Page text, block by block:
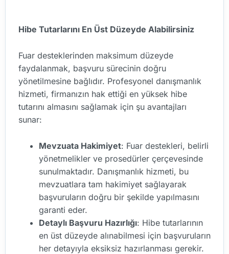
Hibe Tutarlarını En Üst Düzeyde Alabilirsiniz
Fuar desteklerinden maksimum düzeyde
faydalanmak, başvuru sürecinin doğru
yönetilmesine bağlıdır. Profesyonel danışmanlık
hizmeti, firmanızın hak ettiği en yüksek hibe
tutarını almasını sağlamak için şu avantajları
sunar:
Mevzuata Hakimiyet: Fuar destekleri, belirli
yönetmelikler ve prosedürler çerçevesinde
sunulmaktadır. Danışmanlık hizmeti, bu
mevzuatlara tam hakimiyet sağlayarak
başvuruların doğru bir şekilde yapılmasını
garanti eder.
Detaylı Başvuru Hazırlığı: Hibe tutarlarının
en üst düzeyde alınabilmesi için başvuruların
her detayıyla eksiksiz hazırlanması gerekir.